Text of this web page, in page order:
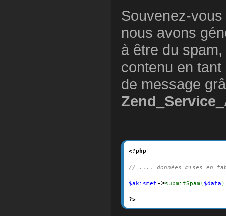
Souvenez-
nous avons
à être du
contenu en
de message
<?php
// .... données mises en
$akismet ->submitSpam( $data )
?>